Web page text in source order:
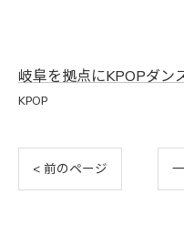
岐阜を拠点にKPOPダン
KPOP
< 前のページ